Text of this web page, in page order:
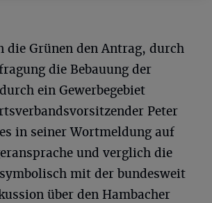
die Grünen den Antrag, durch
die Bebauung der
ein Gewerbegebiet
Peter
in seiner Wortmeldung auf
und verglich die
mit der bundesweit
über den Hambacher